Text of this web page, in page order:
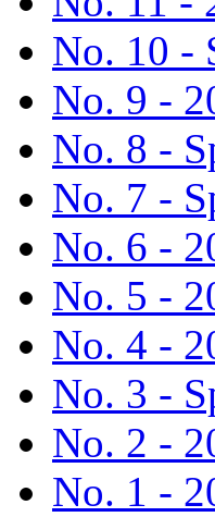
No. 10 -
No. 9 -
No. 8 -
No. 7 -
No. 6 -
No. 5 -
No. 4 -
No. 3 -
No. 2 -
No. 1 -